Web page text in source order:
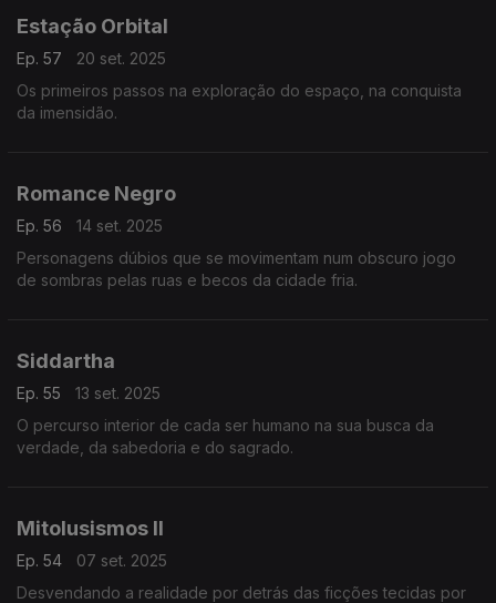
Estação Orbital
Ep. 57
20 set. 2025
Os primeiros passos na exploração do espaço, na conquista
da imensidão.
Romance Negro
Ep. 56
14 set. 2025
Personagens dúbios que se movimentam num obscuro jogo
de sombras pelas ruas e becos da cidade fria.
Siddartha
Ep. 55
13 set. 2025
O percurso interior de cada ser humano na sua busca da
verdade, da sabedoria e do sagrado.
Mitolusismos II
Ep. 54
07 set. 2025
Desvendando a realidade por detrás das ficções tecidas por